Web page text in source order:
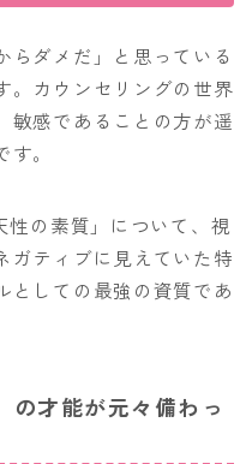
らダメだ」と思っている
。カウンセリングの世界
敏感であることの方が遥
。
性の素質」について、視
ガティブに見えていた特
としての最強の資質であ
の才能が元々備わっ